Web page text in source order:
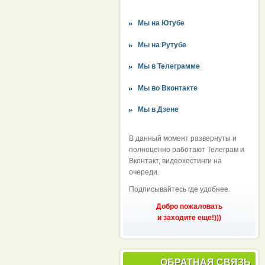
Мы на Ютубе
Мы на Рутубе
Мы в Телеграмме
Мы во Вконтакте
Мы в Дзене
В данный момент развернуты и
полноценно работают Телеграм и
Вконтакт, видеохостинги на
очереди.
Подписывайтесь где удобнее.
Добро пожаловать
и заходите еще!)))
ОБРАТНАЯ СВЯЗЬ